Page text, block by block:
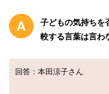
子どもの気持ちを
較する言葉は言わ
回答：本田涼子さん